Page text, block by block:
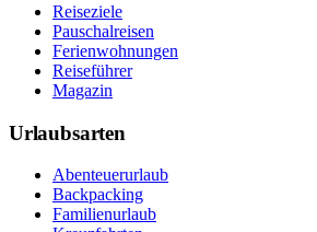
Reiseziele
Pauschalreisen
Ferienwohnungen
Reiseführer
Magazin
Urlaubsarten
Abenteuerurlaub
Backpacking
Familienurlaub